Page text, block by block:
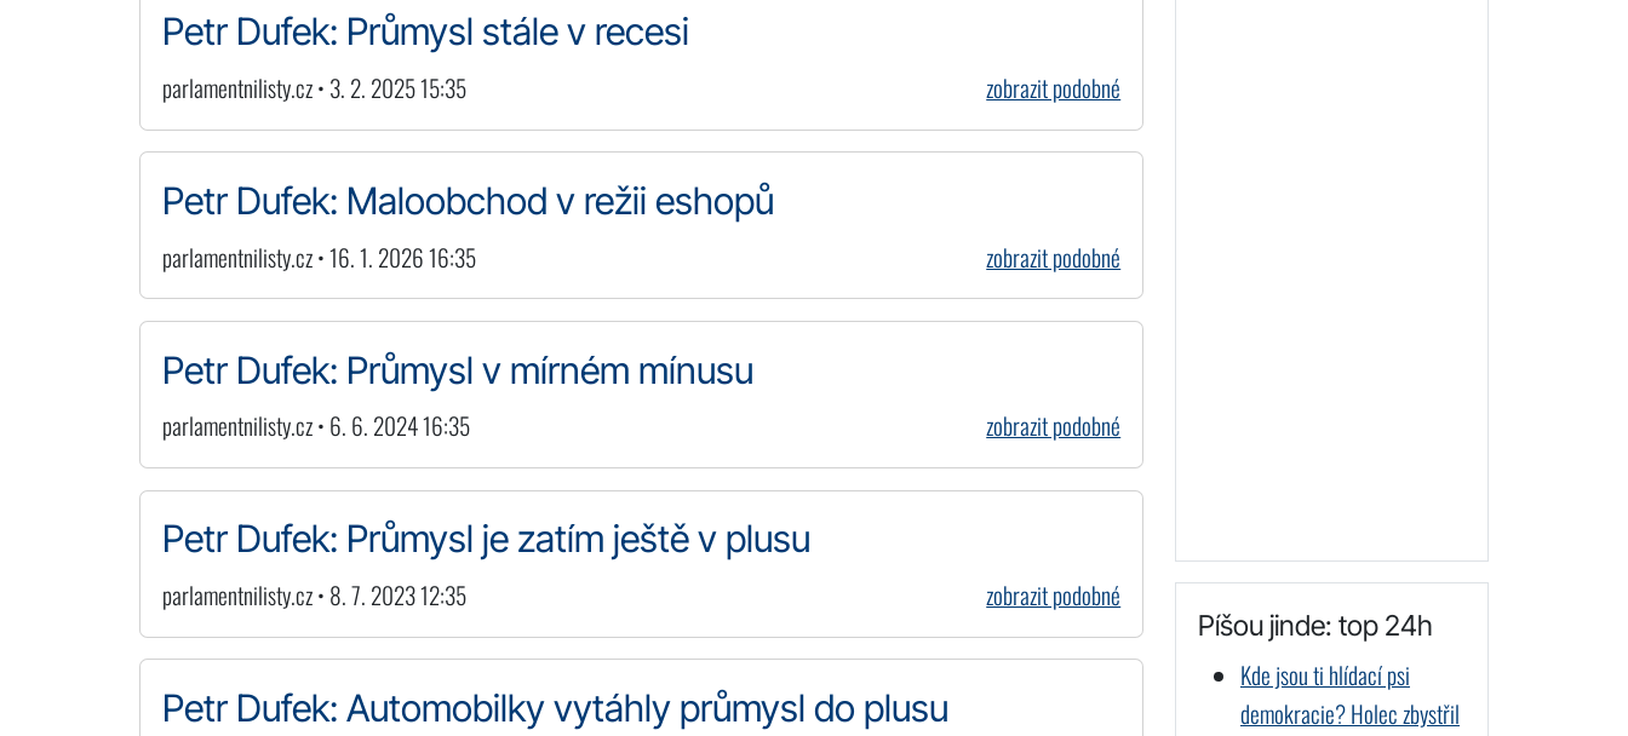
Petr Dufek: Průmysl stále v recesi
parlamentnilisty.cz • 3. 2. 2025 15:35 zobrazit podobné
Petr Dufek: Maloobchod v režii eshopů
parlamentnilisty.cz • 16. 1. 2026 16:35 zobrazit podobné
Petr Dufek: Průmysl v mírném mínusu
parlamentnilisty.cz • 6. 6. 2024 16:35 zobrazit podobné
Petr Dufek: Průmysl je zatím ještě v plusu
parlamentnilisty.cz • 8. 7. 2023 12:35 zobrazit podobné
Petr Dufek: Automobilky vytáhly průmysl do plusu
Píšou jinde: top 24h
Kde jsou ti hlídací psi
demokracie? Holec zbystřil